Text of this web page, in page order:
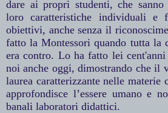
dare ai propri studenti, che
loro caratteristiche individuali e
obiettivi, anche senza il
fatto la Montessori quando tutta la
era contro. Lo ha fatto lei
noi anche oggi, dimostrando che il
laurea caratterizzante nelle materie
approfondisce l’essere umano e
banali laboratori didattici.